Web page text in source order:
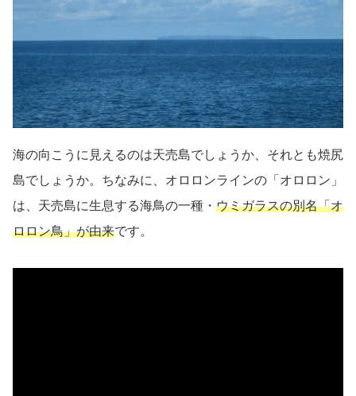
海の向こうに見えるのは天売島でしょうか、それとも焼尻
島でしょうか。ちなみに、オロロンラインの「オロロン」
は、天売島に生息する海鳥の一種・ ウミガラスの別名「オ
ロロン鳥」が由来です。